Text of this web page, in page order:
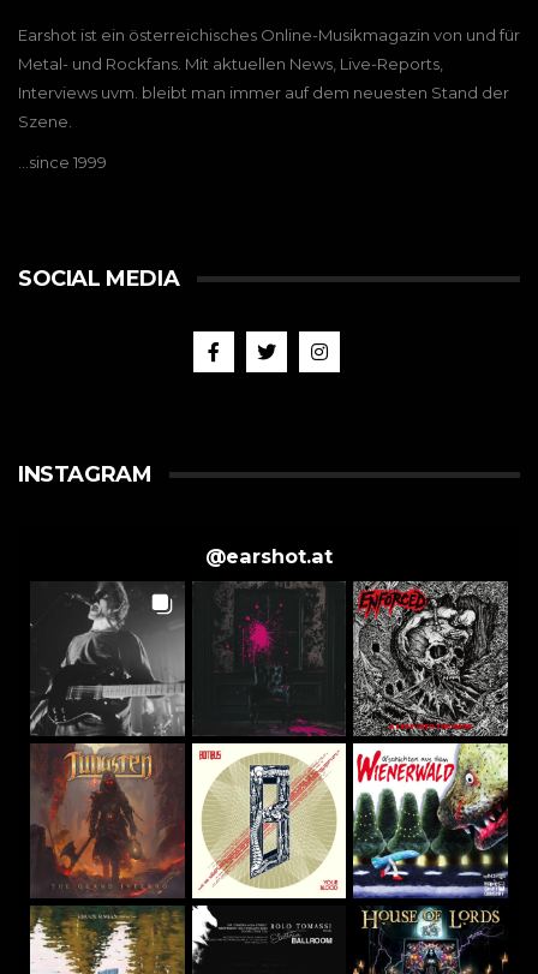
Earshot ist ein österreichisches Online-Musikmagazin von und für
Metal- und Rockfans. Mit aktuellen News, Live-Reports,
Interviews uvm. bleibt man immer auf dem neuesten Stand der
Szene.
…since 1999
SOCIAL MEDIA
INSTAGRAM
@earshot.at